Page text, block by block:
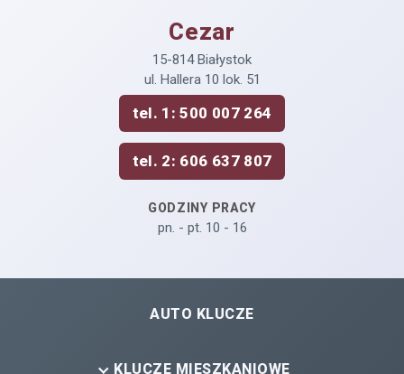
Cezar
15-814 Białystok
ul. Hallera 10 lok. 51
tel. 1: 500 007 264
tel. 2: 606 637 807
GODZINY PRACY
pn. - pt. 10 - 16
AUTO KLUCZE
KLUCZE MIESZKANIOWE